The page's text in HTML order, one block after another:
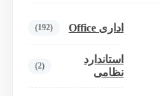
اداری Office (192)
استاندارد
نظامی
(2)